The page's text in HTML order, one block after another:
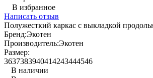
В избранное
Написать отзыв
Полужесткий каркас с выкладкой
Бренд:Экотен
Производитель:Экотен
Размер:
3637383940414243444546
В наличии